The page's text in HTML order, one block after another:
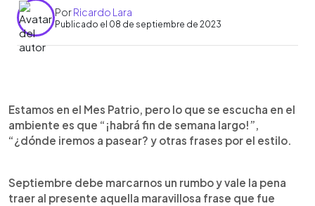
PorRicardo Lara
Publicado el 08 de septiembre de 2023
Escuchar artículo
Estamos en el Mes Patrio, pero lo que se escucha en el
ambiente es que “¡habrá fin de semana largo!”,
“¿dónde iremos a pasear? y otras frases por el estilo.
Septiembre debe marcarnos un rumbo y vale la pena
traer al presente aquella maravillosa frase que fue